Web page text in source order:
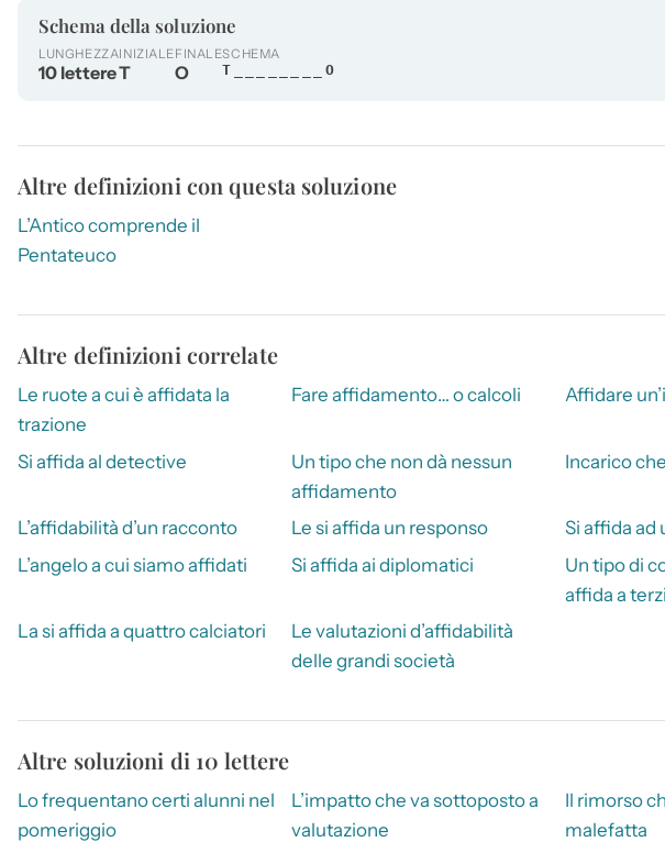
Schema della soluzione
LUNGHEZZA
10 lettere
INIZIALE
T
FINALE
O
SCHEMA
T________O
Altre definizioni con questa soluzione
L’Antico comprende il
Pentateuco
Altre definizioni correlate
Le ruote a cui è affidata la
trazione
Fare affidamento… o calcoli Affidare
Si affida al detective
Un tipo che non dà nessun
affidamento
Incarico
L’affidabilità d’un racconto Le si affida un responso
Si affida ad
L’angelo a cui siamo affidati
Si affida ai diplomatici
Un tipo di
affida a
La si affida a quattro calciatori
Le valutazioni d’affidabilità
delle grandi società
Altre soluzioni di 10 lettere
Lo frequentano certi alunni nel
pomeriggio
L’impatto che va sottoposto a
valutazione
Il rimorso
malefatta